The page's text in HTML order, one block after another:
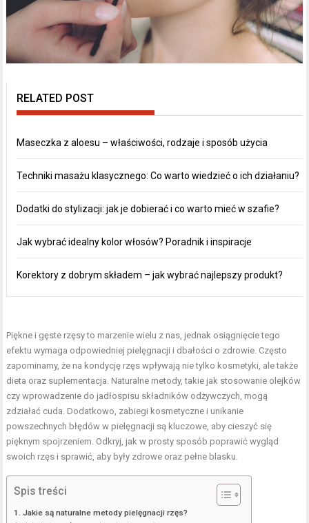
RELATED POST
Maseczka z aloesu – właściwości, rodzaje i sposób użycia
Techniki masażu klasycznego: Co warto wiedzieć o ich działaniu?
Dodatki do stylizacji: jak je dobierać i co warto mieć w szafie?
Jak wybrać idealny kolor włosów? Poradnik i inspiracje
Korektory z dobrym składem – jak wybrać najlepszy produkt?
Piękne i gęste rzęsy to marzenie wielu z nas, jednak osiągnięcie tego
efektu wymaga odpowiedniej pielęgnacji i dbałości o zdrowie. Często
zapominamy, że na kondycję rzęs wpływają nie tylko kosmetyki, ale także
dieta oraz suplementacja. Naturalne metody, takie jak stosowanie olejków
czy wprowadzenie do jadłospisu składników odżywczych, mogą
zdziałać cuda. Dodatkowo, zabiegi kosmetyczne i unikanie
powszechnych błędów w pielęgnacji są kluczowe, aby cieszyć się
pięknym spojrzeniem. Odkryj, jak w prosty sposób poprawić wygląd
swoich rzęs i sprawić, aby były zdrowe oraz pełne blasku.
Spis treści
Jakie są naturalne metody pielęgnacji rzęs?